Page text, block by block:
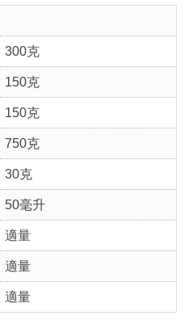
300克
150克
150克
750克
30克
50毫升
適量
適量
適量